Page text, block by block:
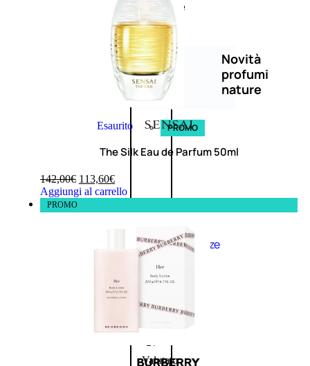
nature
Novità
profumi
nature
Esaurito PROMO
Fragranze
Donna
L’OCCITANE
FIORI
DI
Valutato
The Silk Eau de Parfum 50ml
142,00€ 113,60€
Aggiungi al carrello
PROMO